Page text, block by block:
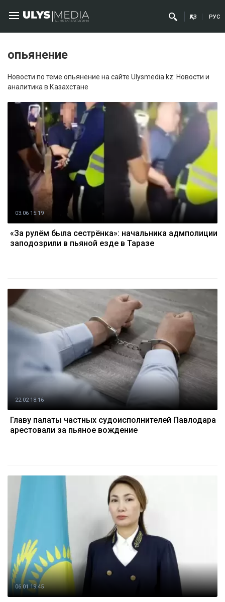
ҚАЗ РУС
опьянение
Новости по теме опьянение на сайте Ulysmedia.kz: Новости и
аналитика в Казахстане
03.06 15:19
«За рулём была сестрёнка»: начальника адмполиции
заподозрили в пьяной езде в Таразе
22.02 18:16
Главу палаты частных судоисполнителей Павлодара
арестовали за пьяное вождение
06.01 19:45